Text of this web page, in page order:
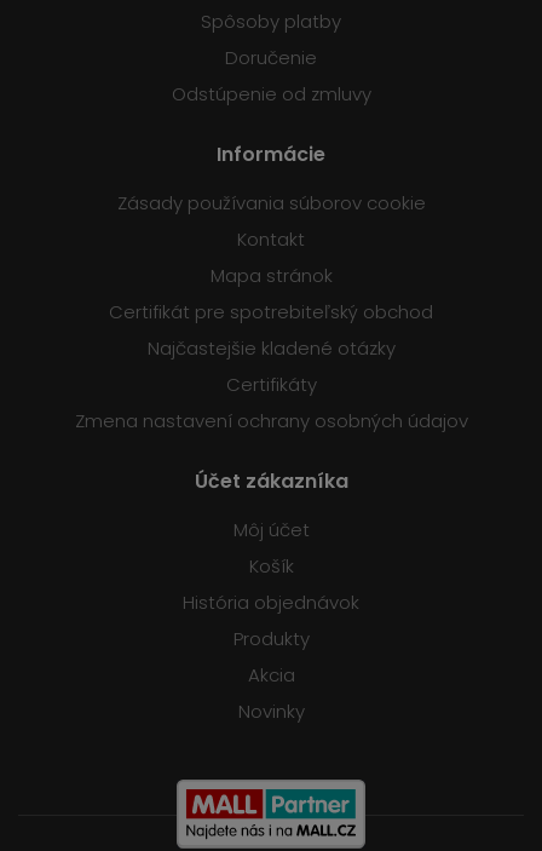
Spôsoby platby
Doručenie
Odstúpenie od zmluvy
Informácie
Zásady používania súborov cookie
Kontakt
Mapa stránok
Certifikát pre spotrebiteľský obchod
Najčastejšie kladené otázky
Certifikáty
Zmena nastavení ochrany osobných údajov
Účet zákazníka
Môj účet
Košík
História objednávok
Produkty
Akcia
Novinky